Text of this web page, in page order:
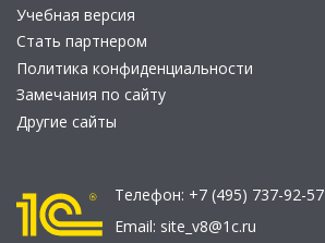
Учебная версия
Стать партнером
Политика конфиденциальности
Замечания по сайту
Другие сайты
Телефон: +7 (495) 737-92-57
Email: site_v8@1c.ru